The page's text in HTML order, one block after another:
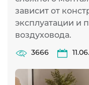
зависит от
эксплуатации и
воздуховода.
3666